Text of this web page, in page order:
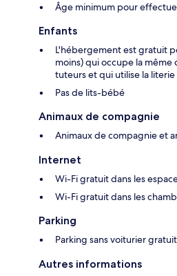
Âge minimum pour
Enfants
L'hébergement est gratuit
moins) qui occupe la
tuteurs et qui utilise la literie
Pas de lits-bébé
Animaux de compagnie
Animaux de compagnie et
Internet
Wi-Fi gratuit dans les
Wi-Fi gratuit dans les
Parking
Parking sans voiturier
Autres informations